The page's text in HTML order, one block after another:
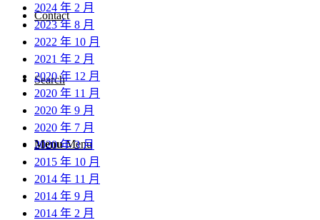
Contact
Search
Menu Menu
2024 年 2 月
2023 年 8 月
2022 年 10 月
2021 年 2 月
2020 年 12 月
2020 年 11 月
2020 年 9 月
2020 年 7 月
2020 年 3 月
2015 年 10 月
2014 年 11 月
2014 年 9 月
2014 年 2 月